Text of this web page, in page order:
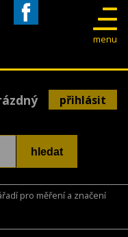
menu
přihlásit
pro měření a značení